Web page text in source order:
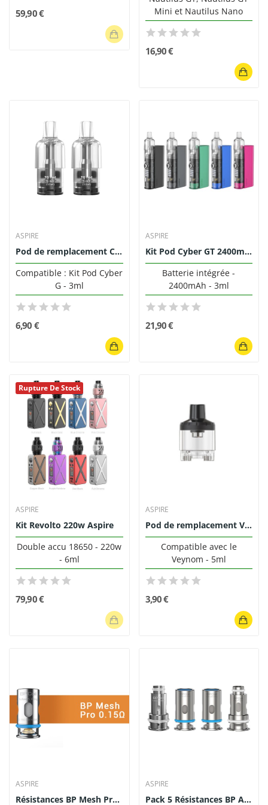
59,90 €
Mini et Nautilus Nano
16,90 €
ASPIRE
Pod de remplacement Cyber G 3ml - Aspire (Pack...
Compatible : Kit Pod Cyber
G - 3ml
6,90 €
ASPIRE
Kit Pod Cyber GT 2400mAh
Batterie intégrée -
2400mAh - 3ml
21,90 €
Rupture De Stock
ASPIRE
Kit Revolto 220w Aspire
Double accu 18650 - 220w
- 6ml
79,90 €
ASPIRE
Pod de remplacement Veynom 5ml Aspire
Compatible avec le
Veynom - 5ml
3,90 €
ASPIRE
Résistances BP Mesh Pro 0.15 ohm Aspire Pack de 5
ASPIRE
Pack 5 Résistances BP Aspire - 0.17/0.3/0.6/1.0...